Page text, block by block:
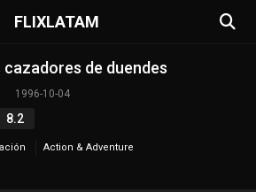
FLIXLATAM
cazadores de duendes
1996-10-04
8.2
Action & Adventure